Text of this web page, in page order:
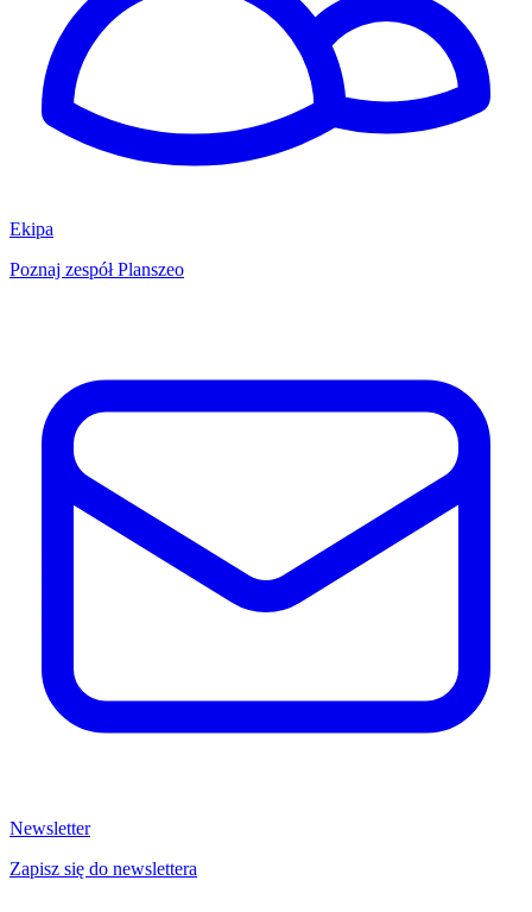
Ekipa
Poznaj zespół Planszeo
Newsletter
Zapisz się do newslettera